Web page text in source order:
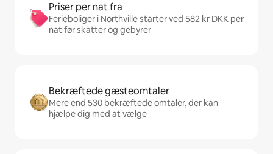
Priser per nat fra
Ferieboliger i Northville starter ved 582 kr DKK per
nat før skatter og gebyrer
Bekræftede gæsteomtaler
Mere end 530 bekræftede omtaler, der kan
hjælpe dig med at vælge